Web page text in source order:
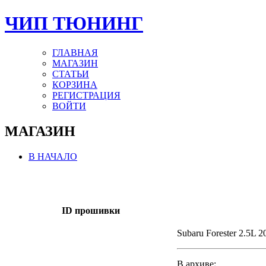
ЧИП ТЮНИНГ
ГЛАВНАЯ
МАГАЗИН
СТАТЬИ
КОРЗИНА
РЕГИСТРАЦИЯ
ВОЙТИ
МАГАЗИН
В НАЧАЛО
ID прошивки
Subaru Forester 2.5L
В архиве: